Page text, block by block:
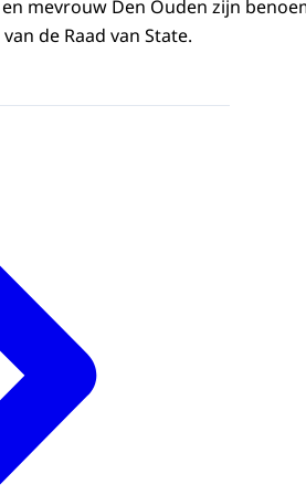
mevrouw Den Ouden zijn
de Raad van State.